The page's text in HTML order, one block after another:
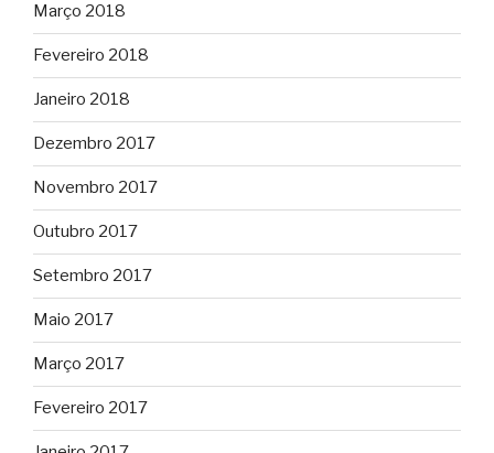
Março 2018
Fevereiro 2018
Janeiro 2018
Dezembro 2017
Novembro 2017
Outubro 2017
Setembro 2017
Maio 2017
Março 2017
Fevereiro 2017